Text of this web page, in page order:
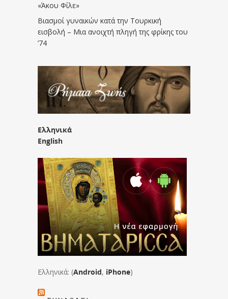
«Άκου Φίλε»
Βιασμοί γυναικών κατά την Τουρκική
εισβολή – Μια ανοιχτή πληγή της φρίκης του
’74
Ελληνικά
English
Ελληνικά: (Android, iPhone)